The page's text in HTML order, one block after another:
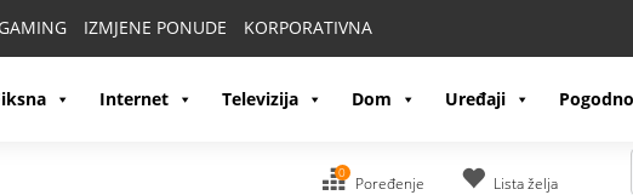
GAMING IZMJENE PONUDE KORPORATIVNA
Internet Televizija Dom Uređaji
0
Poređenje Lista želja